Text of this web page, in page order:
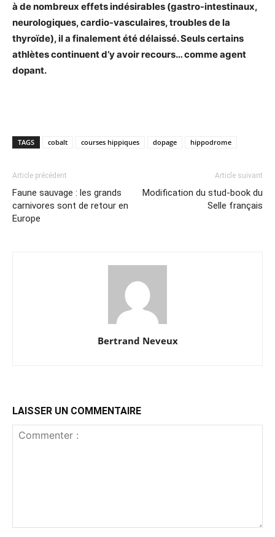
à de nombreux effets indésirables (gastro-intestinaux,
neurologiques, cardio-vasculaires, troubles de la
thyroïde), il a finalement été délaissé. Seuls certains
athlètes continuent d’y avoir recours… comme agent
dopant.
TAGS cobalt courses hippiques dopage hippodrome
Article précédent
Faune sauvage : les grands
carnivores sont de retour en
Europe
Article suivant
Modification du stud-book du
Selle français
Bertrand Neveux
LAISSER UN COMMENTAIRE